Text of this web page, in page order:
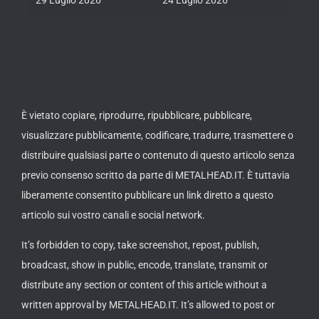
È vietato copiare, riprodurre, ripubblicare, pubblicare,
visualizzare pubblicamente, codificare, tradurre, trasmettere o
distribuire qualsiasi parte o contenuto di questo articolo senza
previo consenso scritto da parte di METALHEAD.IT. È tuttavia
liberamente consentito pubblicare un link diretto a questo
articolo sui vostro canali e social network.
It’s forbidden to copy, take screenshot, repost, publish,
broadcast, show in public, encode, translate, transmit or
distribute any section or content of this article without a
written approval by METALHEAD.IT. It’s allowed to post or